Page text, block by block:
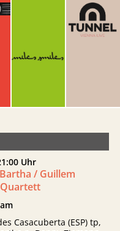
Uhr
/ Guillem
Casacuberta (ESP) tp,